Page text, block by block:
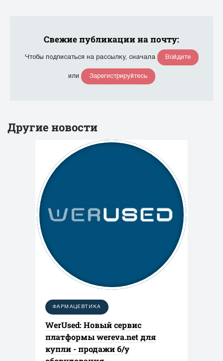
Свежие публикации на почту:
Чтобы подписаться на рассылку, сначала Войдите
или Зарегистрируйтесь
Другие новости
ФАРМАЦЕВТИКА
WerUsed: Новый сервис
платформы wereva.net для
купли - продажи б/у